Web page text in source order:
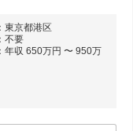
東京都港区
不要
収 650万円 〜 950万